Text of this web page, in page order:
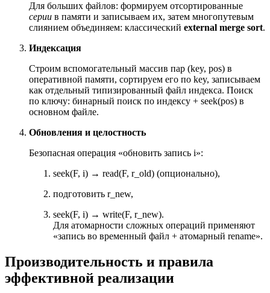
Для больших файлов: формируем отсортированные
серии в памяти и записываем их, затем многопутевым
слиянием объединяем: классический external merge sort.
Индексация
Строим вспомогательный массив пар (key, pos) в
оперативной памяти, сортируем его по key, записываем
как отдельный типизированный файл индекса. Поиск
по ключу: бинарный поиск по индексу + seek(pos) в
основном файле.
Обновления и целостность
Безопасная операция «обновить запись i»:
seek(F, i) → read(F, r_old) (опционально),
подготовить r_new,
seek(F, i) → write(F, r_new).
Для атомарности сложных операций применяют
«запись во временный файл + атомарный rename».
Производительность и правила
эффективной реализации